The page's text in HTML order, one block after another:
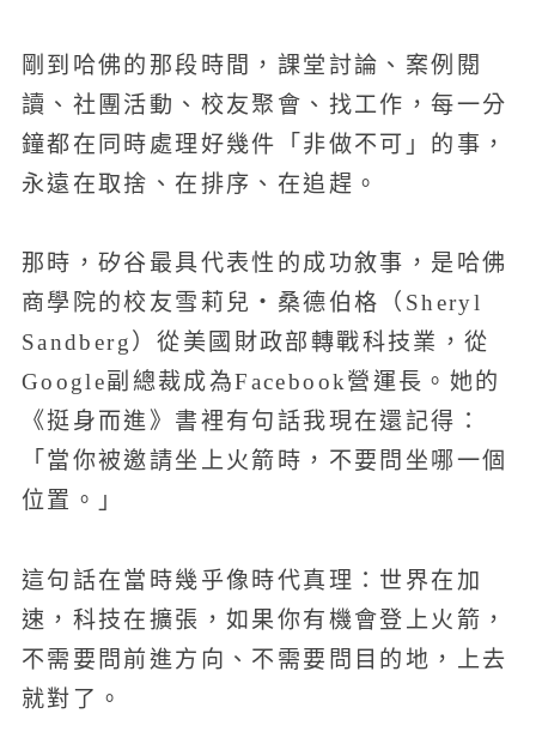
剛到哈佛的那段時間，課堂討論、案例閱
讀、社團活動、校友聚會、找工作，每一分
鐘都在同時處理好幾件「非做不可」的事，
永遠在取捨、在排序、在追趕。
那時，矽谷最具代表性的成功敘事，是哈佛
商學院的校友雪莉兒・桑德伯格（Sheryl
Sandberg）從美國財政部轉戰科技業，從
Google副總裁成為Facebook營運長。她的
《挺身而進》書裡有句話我現在還記得：
「當你被邀請坐上火箭時，不要問坐哪一個
位置。」
這句話在當時幾乎像時代真理：世界在加
速，科技在擴張，如果你有機會登上火箭，
不需要問前進方向、不需要問目的地，上去
就對了。